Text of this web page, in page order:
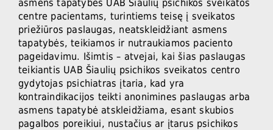
asmens tapatybės UAB Šiaulių psichikos sveikatos
centre pacientams, turintiems teisę į sveikatos
priežiūros paslaugas, neatskleidžiant asmens
tapatybės, teikiamos ir nutraukiamos paciento
pageidavimu. Išimtis – atvejai, kai šias paslaugas
teikiantis UAB Šiaulių psichikos sveikatos centro
gydytojas psichiatras įtaria, kad yra
kontraindikacijos teikti anonimines paslaugas arba
asmens tapatybė atskleidžiama, esant skubios
pagalbos poreikiui, nustačius ar įtarus psichikos